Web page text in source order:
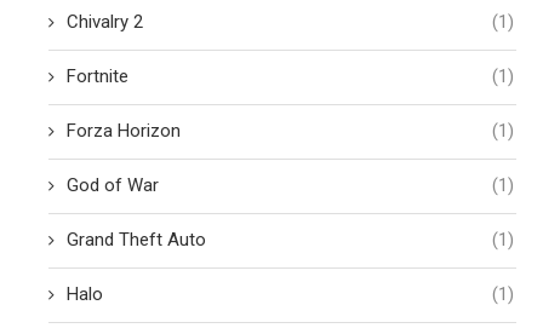
Chivalry 2 (1)
Fortnite (1)
Forza Horizon (1)
God of War (1)
Grand Theft Auto (1)
Halo (1)